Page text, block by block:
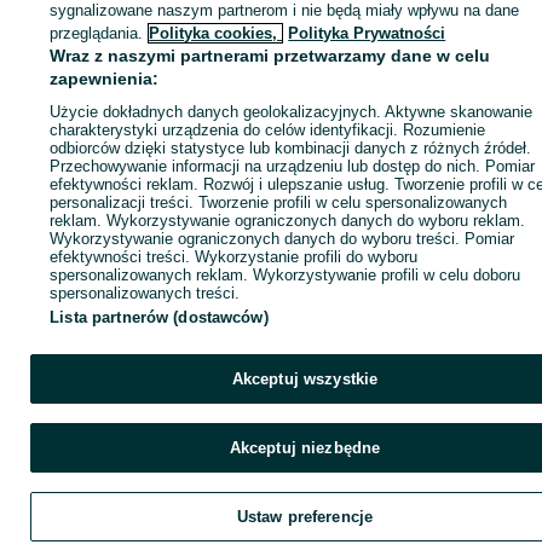
1048468199 Wyświetlenia:
Zadzwoń / SMS
sygnalizowane naszym partnerom i nie będą miały wpływu na dane
przeglądania. Polityka cookies, Polityka Prywatności
Wraz z naszymi partnerami przetwarzamy dane w celu
zapewnienia:
Użycie dokładnych danych geolokalizacyjnych. Aktywne skanowanie
charakterystyki urządzenia do celów identyfikacji. Rozumienie
odbiorców dzięki statystyce lub kombinacji danych z różnych źródeł.
Przechowywanie informacji na urządzeniu lub dostęp do nich. Pomiar
efektywności reklam. Rozwój i ulepszanie usług. Tworzenie profili w
personalizacji treści. Tworzenie profili w celu spersonalizowanych
reklam. Wykorzystywanie ograniczonych danych do wyboru reklam.
Wykorzystywanie ograniczonych danych do wyboru treści. Pomiar
efektywności treści. Wykorzystanie profili do wyboru
spersonalizowanych reklam. Wykorzystywanie profili w celu doboru
spersonalizowanych treści.
Lista partnerów (dostawców)
Akceptuj wszystkie
Akceptuj niezbędne
Ustaw preferencje